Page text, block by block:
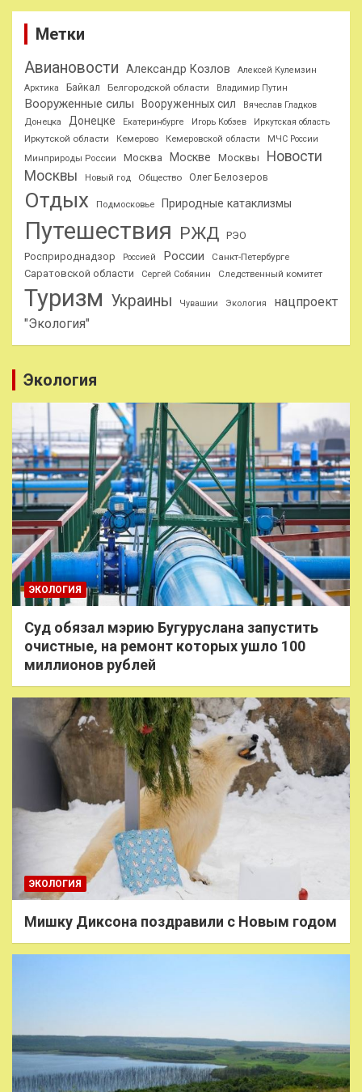
Метки
Авиановости Александр Козлов
Алексей Кулемзин
Арктика
Байкал Белгородской области Владимир Путин
Вооруженные силы Вооруженных сил
Вячеслав Гладков
Донецка
Донецке Екатеринбурге Игорь Кобзев Иркутская область
Иркутской области Кемерово Кемеровской области
МЧС России
Минприроды России
Москва Москве Москвы
Новости
Москвы
Новый год Общество Олег Белозеров
Отдых Подмосковье Природные катаклизмы
Путешествия РЖД РЭО
Росприроднадзор
Россией России Санкт-Петербурге
Саратовской области Сергей Собянин Следственный комитет
Туризм Украины Чувашии Экология
нацпроект
"Экология"
Экология
ЭКОЛОГИЯ
Суд обязал мэрию Бугуруслана запустить
очистные, на ремонт которых ушло 100
миллионов рублей
ЭКОЛОГИЯ
Мишку Диксона поздравили с Новым годом